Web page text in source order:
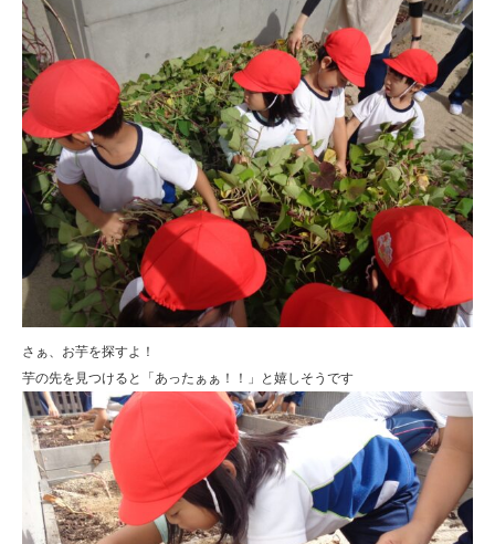
さぁ、お芋を探すよ！
芋の先を見つけると「あったぁぁ！！」と嬉しそうです